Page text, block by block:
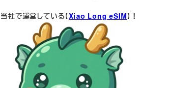
当社で運営している【Xiao Long eSIM】！